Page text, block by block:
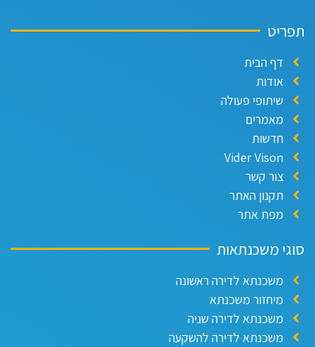
דף הבית
אודות
שיתופי פעולה
מאמרים
חדשות
Vider Vison
צור קשר
תקנון האתר
מפת אתר
משכנתאות
משכנתא לדירה ראשונה
מיחזור משכנתא
משכנתא לדירה שניה
משכנתא לדירה להשקעה